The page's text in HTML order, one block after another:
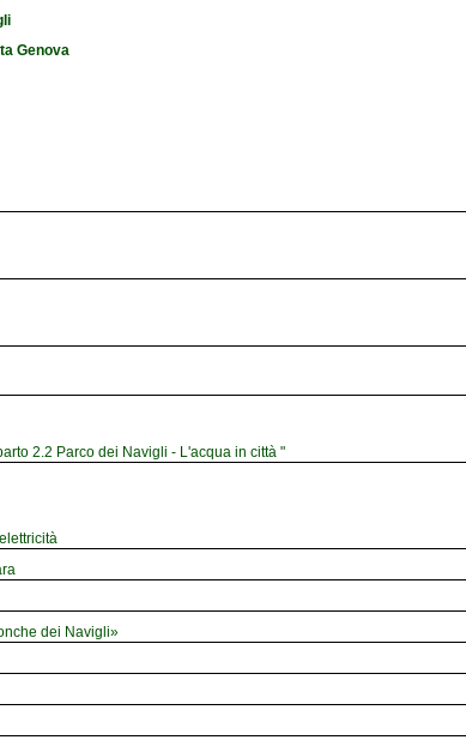
Genova
2.2 Parco dei Navigli - L'acqua in città "
dei Navigli»